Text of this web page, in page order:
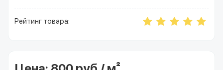
Рейтинг товара: